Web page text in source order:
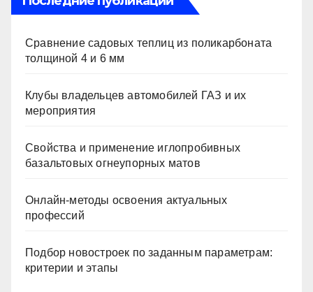
Сравнение садовых теплиц из поликарбоната
толщиной 4 и 6 мм
Клубы владельцев автомобилей ГАЗ и их
мероприятия
Свойства и применение иглопробивных
базальтовых огнеупорных матов
Онлайн-методы освоения актуальных
профессий
Подбор новостроек по заданным параметрам:
критерии и этапы